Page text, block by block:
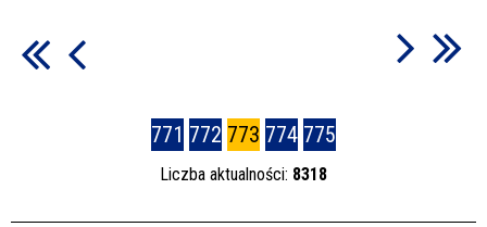
771 772 773 774 775
Liczba aktualności: 8318